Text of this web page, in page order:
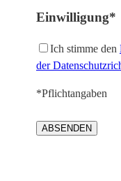
Einwilligung*
Ich stimme den
der
*Pflichtangaben